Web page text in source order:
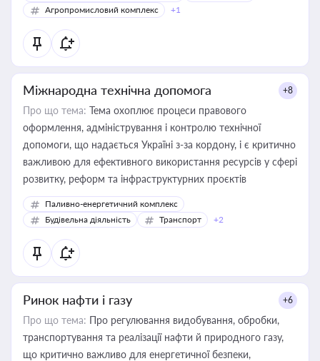
Агропромисловий комплекс
+1
Міжнародна технічна допомога +8
Про що тема: Тема охоплює процеси правового
оформлення, адміністрування і контролю технічної
допомоги, що надається Україні з-за кордону, і є критично
важливою для ефективного використання ресурсів у сфері
розвитку, реформ та інфраструктурних проєктів
Паливно-енергетичний комплекс
Будівельна діяльність
Транспорт +2
Ринок нафти і газу +6
Про що тема: Про регулювання видобування, обробки,
транспортування та реалізації нафти й природного газу,
що критично важливо для енергетичної безпеки,